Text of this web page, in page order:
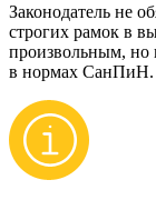
Законодатель не
строгих рамок в
произвольным, но
в нормах СанПиН.